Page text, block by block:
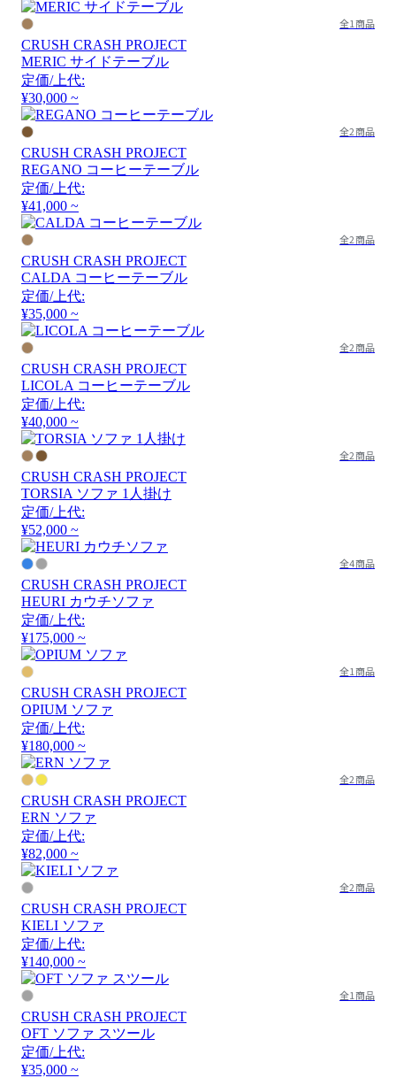
全1商品
CRUSH CRASH PROJECT
MERIC サイドテーブル
定価/上代:
¥30,000 ~
全2商品
CRUSH CRASH PROJECT
REGANO コーヒーテーブル
定価/上代:
¥41,000 ~
全2商品
CRUSH CRASH PROJECT
CALDA コーヒーテーブル
定価/上代:
¥35,000 ~
全2商品
CRUSH CRASH PROJECT
LICOLA コーヒーテーブル
定価/上代:
¥40,000 ~
全2商品
CRUSH CRASH PROJECT
TORSIA ソファ 1人掛け
定価/上代:
¥52,000 ~
全4商品
CRUSH CRASH PROJECT
HEURI カウチソファ
定価/上代:
¥175,000 ~
全1商品
CRUSH CRASH PROJECT
OPIUM ソファ
定価/上代:
¥180,000 ~
全2商品
CRUSH CRASH PROJECT
ERN ソファ
定価/上代:
¥82,000 ~
全2商品
CRUSH CRASH PROJECT
KIELI ソファ
定価/上代:
¥140,000 ~
全1商品
CRUSH CRASH PROJECT
OFT ソファ スツール
定価/上代:
¥35,000 ~